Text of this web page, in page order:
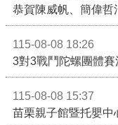
恭賀陳威帆、簡偉哲
115-08-08 18:26
115-08-08 15:37